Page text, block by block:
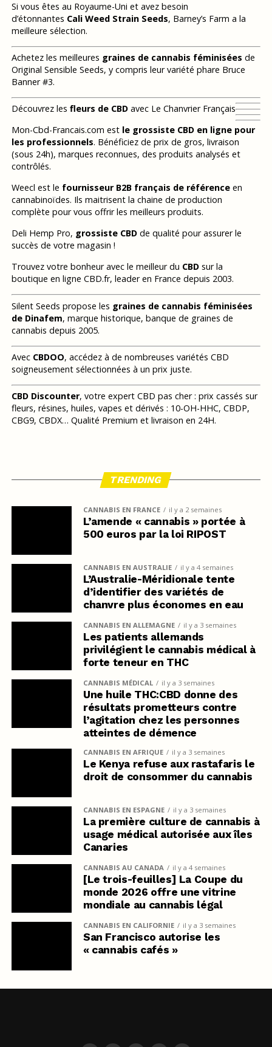
Si vous êtes au Royaume-Uni et avez besoin
d’étonnantes Cali Weed Strain Seeds, Barney’s Farm a la
meilleure sélection.
Achetez les meilleures graines de cannabis féminisées de
Original Sensible Seeds, y compris leur variété phare Bruce
Banner #3.
Découvrez les fleurs de CBDavec Le Chanvrier Français
Mon-Cbd-Francais.com est le grossiste CBD en ligne pour
les professionnels. Bénéficiez de prix de gros, livraison
(sous 24h), marques reconnues, des produits analysés et
contrôlés.
Weecl est le fournisseur B2B français de référenceen
cannabinoïdes. Ils maitrisent la chaine de production
complète pour vous offrir les meilleurs produits.
Deli Hemp Pro, grossiste CBDde qualité pour assurer le
succès de votre magasin !
Trouvez votre bonheur avec le meilleur du CBDsur la
boutique en ligne CBD.fr, leader en France depuis 2003.
Silent Seeds propose les graines de cannabis féminisées
de Dinafem, marque historique, banque de graines de
cannabis depuis 2005.
Avec CBDOO, accédez à de nombreuses variétés CBD
soigneusement sélectionnées à un prix juste.
CBD Discounter, votre expert CBD pas cher : prix cassés sur
fleurs, résines, huiles, vapes et dérivés : 10-OH-HHC, CBDP,
CBG9, CBDX… Qualité Premium et livraison en 24H.
TRENDING
CANNABIS EN FRANCE il y a 2 semaines
L’amende « cannabis » portée à
500 euros par la loi RIPOST
CANNABIS EN AUSTRALIE il y a 4 semaines
L’Australie-Méridionale tente
d’identifier des variétés de
chanvre plus économes en eau
CANNABIS EN ALLEMAGNE il y a 3 semaines
Les patients allemands
privilégient le cannabis médical à
forte teneur en THC
CANNABIS MÉDICAL il y a 3 semaines
Une huile THC:CBD donne des
résultats prometteurs contre
l’agitation chez les personnes
atteintes de démence
CANNABIS EN AFRIQUE il y a 3 semaines
Le Kenya refuse aux rastafaris le
droit de consommer du cannabis
CANNABIS EN ESPAGNE il y a 3 semaines
La première culture de cannabis à
usage médical autorisée aux îles
Canaries
CANNABIS AU CANADA il y a 4 semaines
[Le trois-feuilles] La Coupe du
monde 2026 offre une vitrine
mondiale au cannabis légal
CANNABIS EN CALIFORNIE il y a 3 semaines
San Francisco autorise les
« cannabis cafés »